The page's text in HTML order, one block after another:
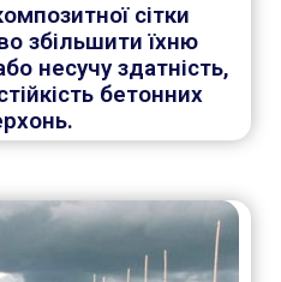
сітки
збільшити їхню
несучу здатність,
бетонних